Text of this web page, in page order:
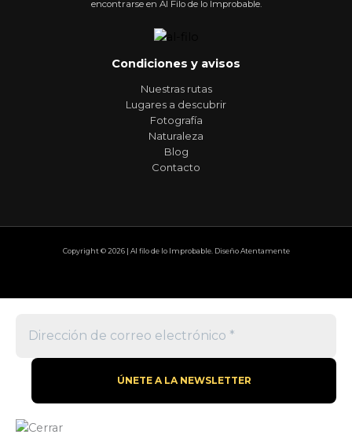
encontrarse en Al Filo de lo Improbable.
Condiciones y avisos
Nuestras rutas
Lugares a descubrir
Fotografía
Naturaleza
Blog
Contacto
Copyright © 2026 | Al filo de lo Improbable. Diseño Atentamente